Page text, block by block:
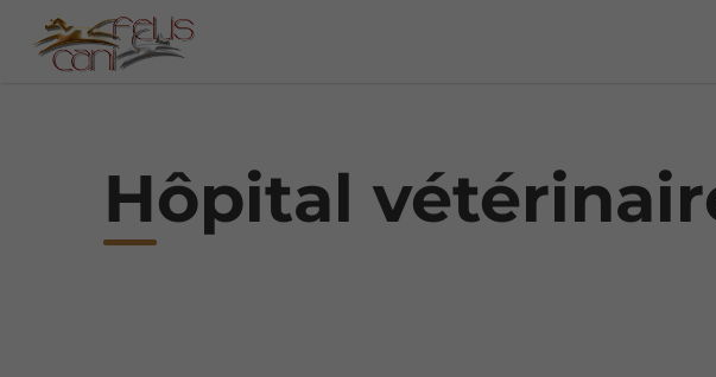
Hôpital